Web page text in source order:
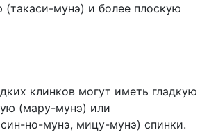
(такаси-мунэ) и более плоскую
клинков могут иметь гладкую
(мару-мунэ) или
но-мунэ, мицу-мунэ) спинки.